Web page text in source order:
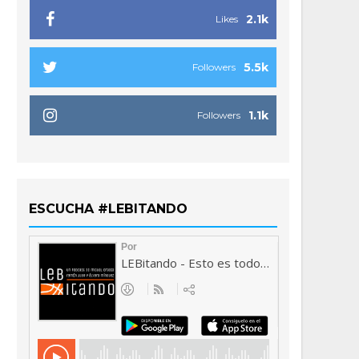
2.1k
Likes
5.5k
Followers
1.1k
Followers
ESCUCHA #LEBITANDO